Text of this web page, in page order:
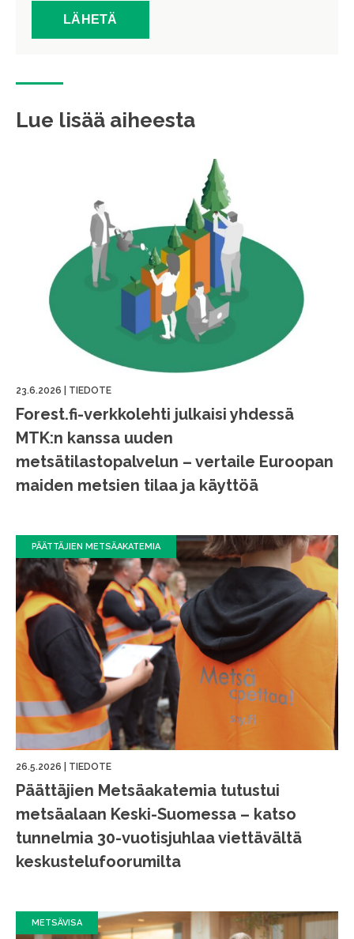
Lue lisää aiheesta
23.6.2026 TIEDOTE
Forest.fi-verkkolehti julkaisi yhdessä
MTK:n kanssa uuden
metsätilastopalvelun – vertaile Euroopan
maiden metsien tilaa ja käyttöä
PÄÄTTÄJIEN METSÄAKATEMIA
26.5.2026 TIEDOTE
Päättäjien Metsäakatemia tutustui
metsäalaan Keski-Suomessa – katso
tunnelmia 30-vuotisjuhlaa viettävältä
keskustelufoorumilta
METSÄVISA